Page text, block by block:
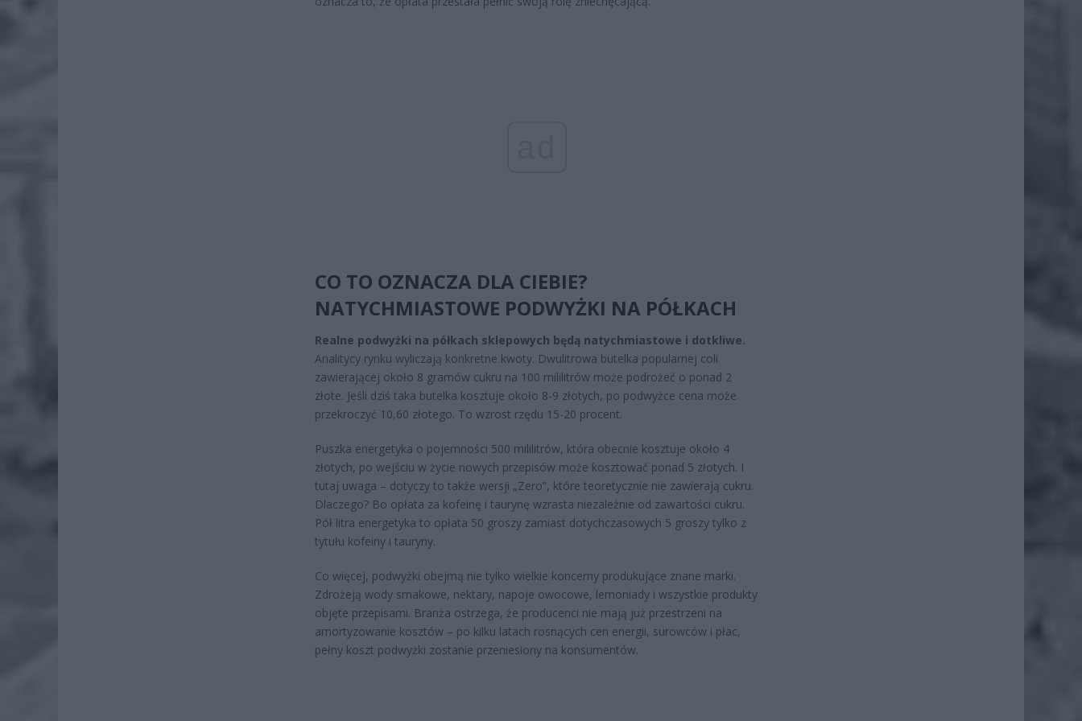
CO TO OZNACZA DLA CIEBIE?
NATYCHMIASTOWE PODWYŻKI NA PÓŁKACH
Realne podwyżki na półkach sklepowych będą natychmiastowe i dotkliwe.
Analitycy rynku wyliczają konkretne kwoty. Dwulitrowa butelka popularnej coli
zawierającej około 8 gramów cukru na 100 mililitrów może podrożeć o ponad 2
złote. Jeśli dziś taka butelka kosztuje około 8-9 złotych, po podwyżce cena może
przekroczyć 10,60 złotego. To wzrost rzędu 15-20 procent.
Puszka energetyka o pojemności 500 mililitrów, która obecnie kosztuje około 4
złotych, po wejściu w życie nowych przepisów może kosztować ponad 5 złotych. I
tutaj uwaga – dotyczy to także wersji „Zero”, które teoretycznie nie zawierają cukru.
Dlaczego? Bo opłata za kofeinę i taurynę wzrasta niezależnie od zawartości cukru.
Pół litra energetyka to opłata 50 groszy zamiast dotychczasowych 5 groszy tylko z
tytułu kofeiny i tauryny.
Co więcej, podwyżki obejmą nie tylko wielkie koncerny produkujące znane marki.
Zdrożeją wody smakowe, nektary, napoje owocowe, lemoniady i wszystkie produkty
objęte przepisami. Branża ostrzega, że producenci nie mają już przestrzeni na
amortyzowanie kosztów – po kilku latach rosnących cen energii, surowców i płac,
pełny koszt podwyżki zostanie przeniesiony na konsumentów.